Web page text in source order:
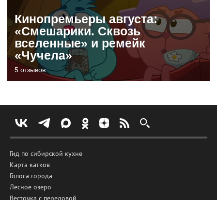
Кинопремьеры августа:
«Смешарики. Сквозь
вселенные» и ремейк
«Чучела»
5 отзывов
Гид по сибирской кухне
Карта катков
Голоса города
Лесное озеро
Весточка с передовой